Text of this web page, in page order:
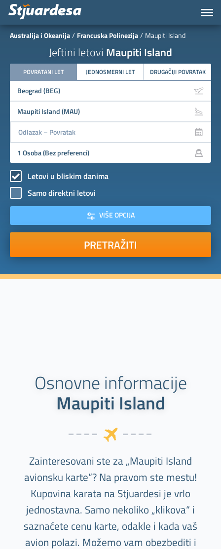
Australija i Okeanija Francuska Polinezija Maupiti Island
Jeftini letovi Maupiti Island
POVRATANI LET JEDNOSMERNI LET DRUGAČIJI POVRATAK
Letovi u bliskim danima
Samo direktni letovi
VIŠE OPCIJA
PRETRAŽITI
Osnovne informacije
Maupiti Island
Zainteresovani ste za „Maupiti Island
avionsku karte“? Na pravom ste mestu!
Kupovina karata na Stjuardesi je vrlo
jednostavna. Samo nekoliko „klikova“ i
saznaćete cenu karte, odakle i kada vaš
avion polazi. Možemo vam obezbediti i